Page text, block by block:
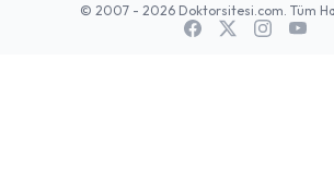
© 2007 - 2026 Doktorsitesi.com. Tüm